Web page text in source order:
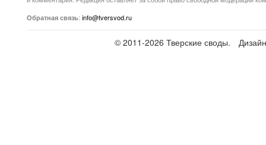
Обратная связь: info@tversvod.ru
© 2011-2026 Тверские своды.